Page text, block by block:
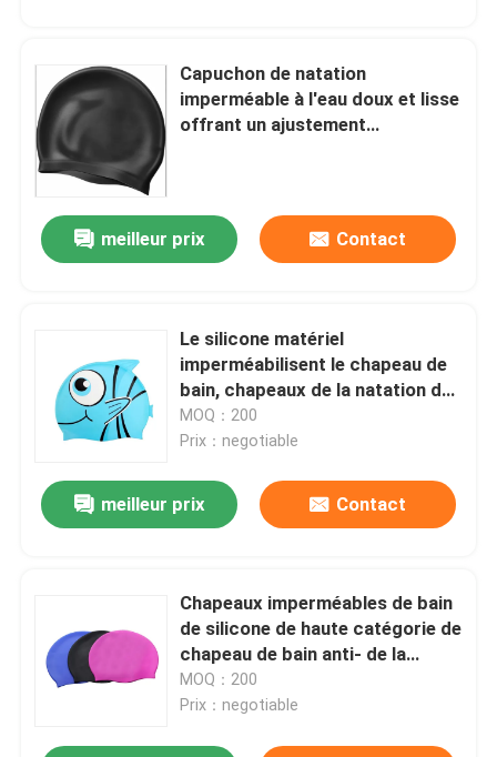
Capuchon de natation
imperméable à l'eau doux et lisse
offrant un ajustement
meilleur prix
Contact
Le silicone matériel
imperméabilisent le chapeau de
bain, chapeaux de la natation des
enfants inoffensifs
MOQ：200
Prix：negotiable
meilleur prix Contact
Chapeaux imperméables de bain
de silicone de haute catégorie de
chapeau de bain anti- de la
poussière à la mode
MOQ：200
Prix：negotiable